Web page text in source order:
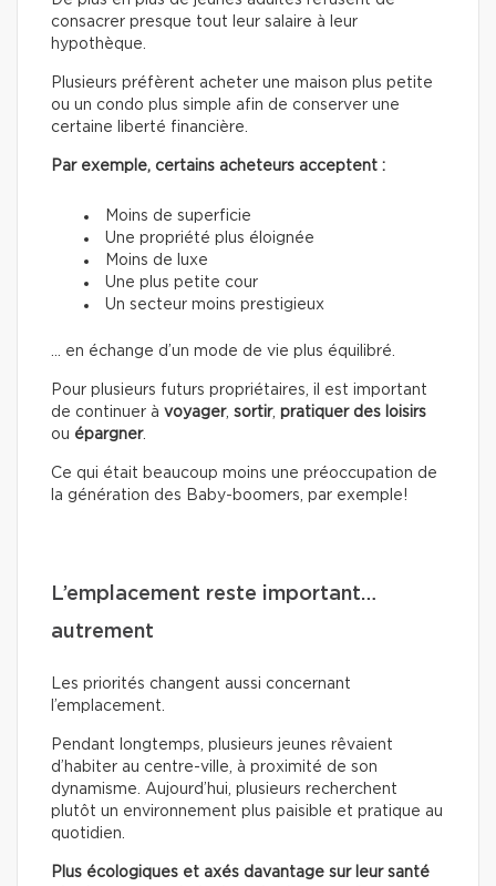
consacrer presque tout leur salaire à leur
hypothèque.
Plusieurs préfèrent acheter une maison plus petite
ou un condo plus simple afin de conserver une
certaine liberté financière.
Par exemple, certains acheteurs acceptent :
Moins de superficie
Une propriété plus éloignée
Moins de luxe
Une plus petite cour
Un secteur moins prestigieux
… en échange d’un mode de vie plus équilibré.
Pour plusieurs futurs propriétaires, il est important
de continuer à voyager, sortir, pratiquer des loisirs
ou épargner.
Ce qui était beaucoup moins une préoccupation de
la génération des Baby-boomers, par exemple!
L’emplacement reste important…
autrement
Les priorités changent aussi concernant
l’emplacement.
Pendant longtemps, plusieurs jeunes rêvaient
d’habiter au centre-ville, à proximité de son
dynamisme. Aujourd’hui, plusieurs recherchent
plutôt un environnement plus paisible et pratique au
quotidien.
Plus écologiques et axés davantage sur leur santé